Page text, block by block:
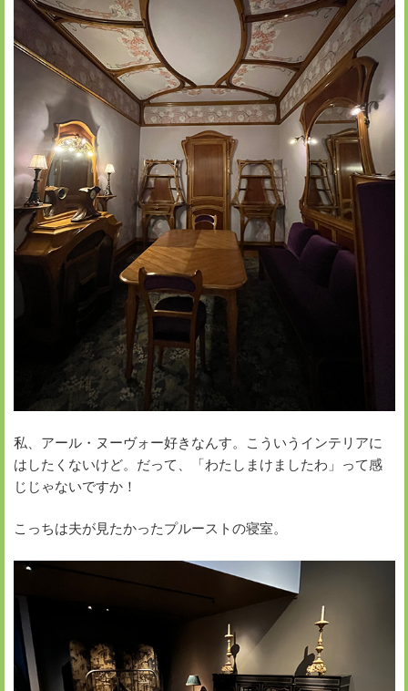
私、アール・ヌーヴォー好きなんす。こういうインテリアに
はしたくないけど。だって、「わたしまけましたわ」って感
じじゃないですか！
こっちは夫が見たかったプルーストの寝室。